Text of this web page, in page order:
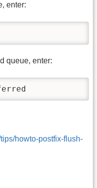
enter:
queue, enter:
howto-postfix-flush-